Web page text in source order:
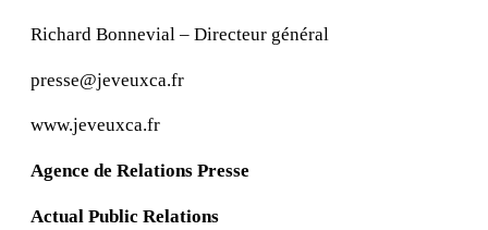
Richard Bonnevial – Directeur général
presse@jeveuxca.fr
www.jeveuxca.fr
Agence de Relations Presse
Actual Public Relations